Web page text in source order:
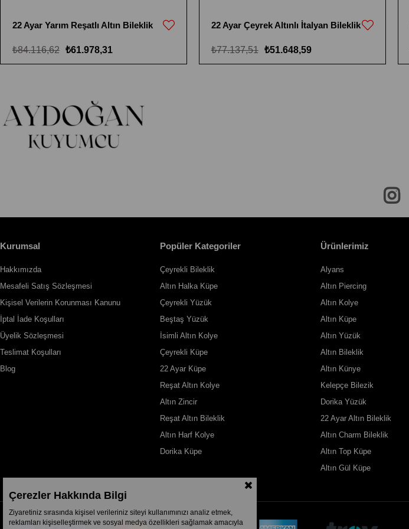
22 Ayar Yarım Reşatlı Altın Bileklik
₺61.978,31
₺84.116,62
22 Ayar Çeyrek Altınlı İtalyan Bileklik
₺51.648,59
₺77.137,51
Kurumsal
Hakkımızda
Mesafeli Satış Sözleşmesi
Kişisel Verilerin Korunması Kanunu
İptal İade Koşulları
Üyelik Sözleşmesi
Teslimat Koşulları
Blog
Popüler Kategoriler
Çeyrekli Bileklik
Altın Halka Küpe
Çeyrekli Yüzük
Beştaş Yüzük
İsimli Altın Kolye
Çeyrekli Küpe
22 Ayar Küpe
Reşat Altın Kolye
Altın Zincir
Reşat Altın Bileklik
Altın Harf Kolye
Dorika Küpe
Ürünlerimiz
Alyans
Altın Piercing
Altın Kolye
Altın Küpe
Altın Yüzük
Altın Bileklik
Altın Künye
Kelepçe Bilezik
Dorika Yüzük
22 Ayar Altın Bileklik
Altın Charm Bileklik
Altın Top Küpe
Altın Gül Küpe
Çerezler Hakkında Bilgi
Ziyaretiniz sırasında kişisel verileriniz siteyi kullanımınızı analiz etmek,
reklamları kişiselleştirmek ve sosyal medya özellikleri sağlamak amacıyla